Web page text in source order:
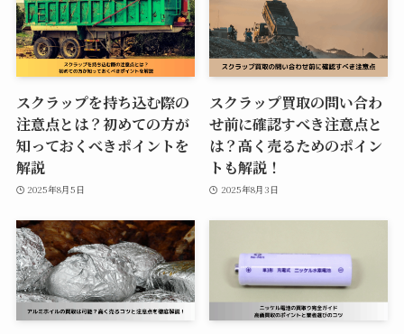
スクラップを持ち込む際の
注意点とは？初めての方が
知っておくべきポイントを
解説
2025年8月5日
スクラップ買取の問い合わ
せ前に確認すべき注意点と
は？高く売るためのポイン
トも解説！
2025年8月3日